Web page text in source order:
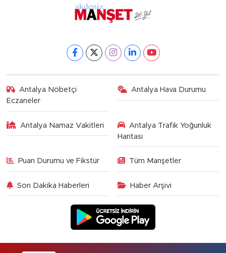
Antalya Nöbetçi
Eczaneler
Antalya Hava Durumu
Antalya Namaz Vakitleri
Antalya Trafik Yoğunluk
Haritası
Puan Durumu ve Fikstür Tüm Manşetler
Son Dakika Haberleri Haber Arşivi